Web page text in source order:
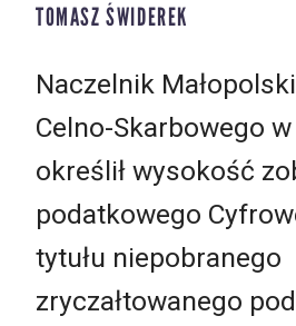
TOMASZ ŚWIDEREK
Naczelnik
Celno-Skarbowego
określił wysokość
podatkowego
tytułu niepobranego
zryczałtowanego